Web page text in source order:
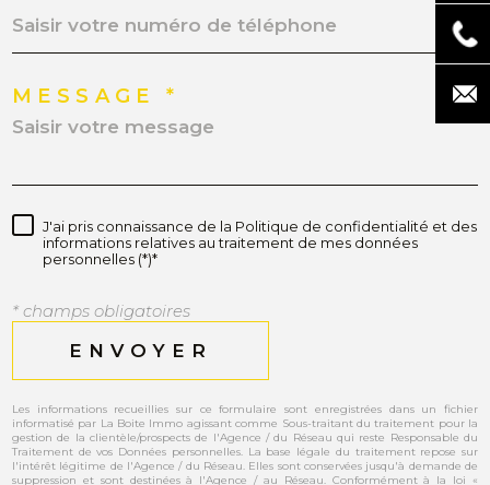
MESSAGE *
J'ai pris connaissance de la Politique de confidentialité et des
informations relatives au traitement de mes données
personnelles (*)*
* champs obligatoires
ENVOYER
Les informations recueillies sur ce formulaire sont enregistrées dans un fichier
informatisé par La Boite Immo agissant comme Sous-traitant du traitement pour la
gestion de la clientèle/prospects de l'Agence / du Réseau qui reste Responsable du
Traitement de vos Données personnelles. La base légale du traitement repose sur
l'intérêt légitime de l'Agence / du Réseau. Elles sont conservées jusqu'à demande de
suppression et sont destinées à l'Agence / au Réseau. Conformément à la loi «